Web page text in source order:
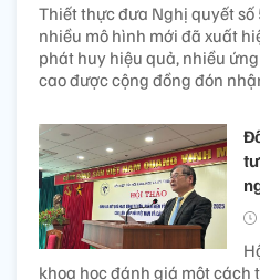
Thiết thực đưa Nghị quyết
nhiều mô hình mới đã xuất
phát huy hiệu quả, nhiều
cao được cộng đồng đón
khoa học đánh giá một cách